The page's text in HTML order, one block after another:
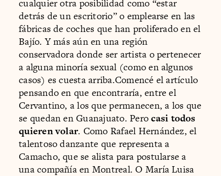
cualquier otra posibilidad como “estar
detrás de un escritorio” o emplearse en las
fábricas de coches que han proliferado en el
Bajío. Y más aún en una región
conservadora donde ser artista o pertenecer
a alguna minoría sexual (como en algunos
casos) es cuesta arriba.Comencé el artículo
pensando en que encontraría, entre el
Cervantino, a los que permanecen, a los que
se quedan en Guanajuato. Perocasi todos
quieren volar. Como Rafael Hernández, el
talentoso danzante que representa a
Camacho, que se alista para postularse a
una compañía en Montreal. O María Luisa